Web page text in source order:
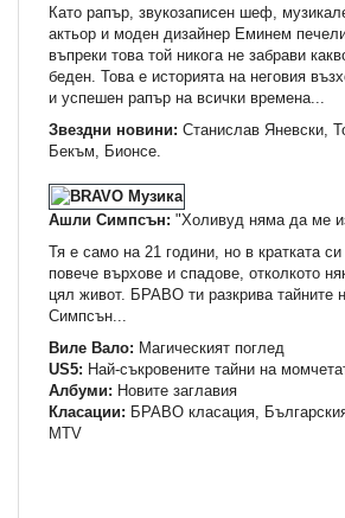
Като рапър, звукозаписен шеф,
актьор и моден дизайнер Еминем
въпреки това той никога не забрави
беден. Това е историята на неговия
и успешен рапър на всички времена...
Звездни новини: Станислав Яневски,
Бекъм, Бионсе.
Ашли Симпсън: "Холивуд няма да ме
Тя е само на 21 години, но в кратката
повече върхове и спадове, отколкото
цял живот. БРАВО ти разкрива тайните
Симпсън...
Виле Вало: Магическият поглед
US5: Най-съкровените тайни на
Албуми: Новите заглавия
Класации: БРАВО класация,
МTV